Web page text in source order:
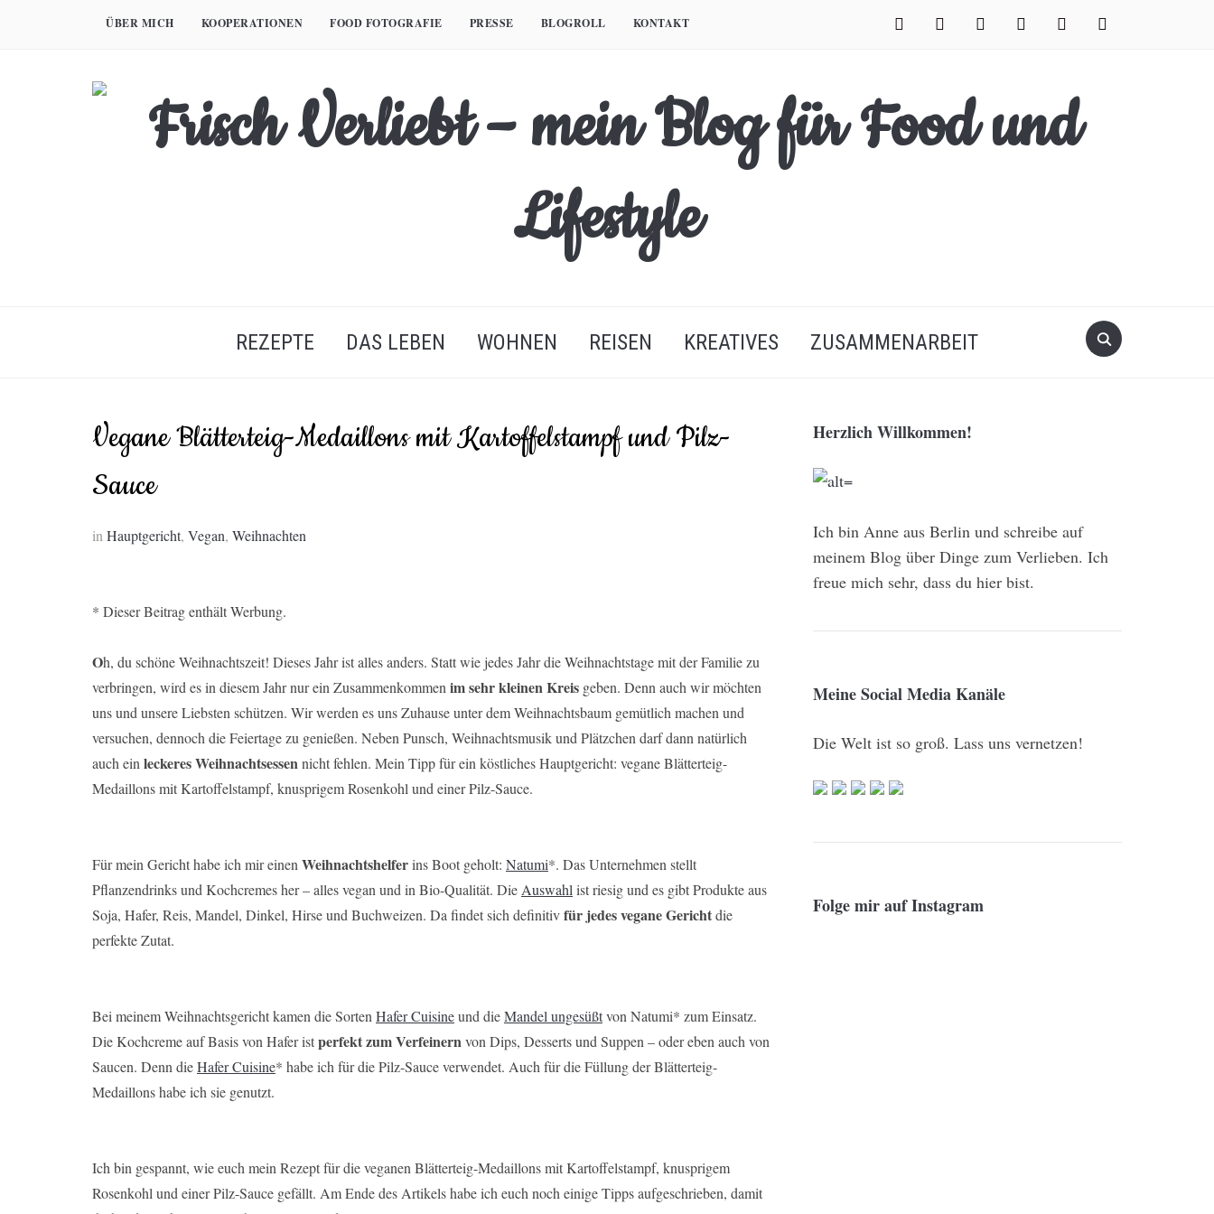
facebook instagram pinterest twitter xing youtube
ÜBER MICH KOOPERATIONEN FOOD FOTOGRAFIE PRESSE BLOGROLL KONTAKT
Search
for:
REZEPTE DAS LEBEN WOHNEN REISEN KREATIVES ZUSAMMENARBEIT
Vegane Blätterteig-Medaillons mit Kartoffelstampf und Pilz-
Sauce
in Hauptgericht, Vegan, Weihnachten
* Dieser Beitrag enthält Werbung.
Oh, du schöne Weihnachtszeit! Dieses Jahr ist alles anders. Statt wie jedes Jahr die Weihnachtstage mit der Familie zu
verbringen, wird es in diesem Jahr nur ein Zusammenkommen im sehr kleinen Kreis geben. Denn auch wir möchten
uns und unsere Liebsten schützen. Wir werden es uns Zuhause unter dem Weihnachtsbaum gemütlich machen und
versuchen, dennoch die Feiertage zu genießen. Neben Punsch, Weihnachtsmusik und Plätzchen darf dann natürlich
auch ein leckeres Weihnachtsessennicht fehlen. Mein Tipp für ein köstliches Hauptgericht: vegane Blätterteig-
Medaillons mit Kartoffelstampf, knusprigem Rosenkohl und einer Pilz-Sauce.
Für mein Gericht habe ich mir einen Weihnachtshelferins Boot geholt: Natumi*. Das Unternehmen stellt
Pflanzendrinks und Kochcremes her – alles vegan und in Bio-Qualität. Die Auswahl ist riesig und es gibt Produkte aus
Soja, Hafer, Reis, Mandel, Dinkel, Hirse und Buchweizen. Da findet sich definitivfür jedes vegane Gerichtdie
perfekte Zutat.
Bei meinem Weihnachtsgericht kamen die Sorten Hafer Cuisineund dieMandel ungesüßtvon Natumi* zum Einsatz.
Die Kochcreme auf Basis von Hafer istperfekt zum Verfeinernvon Dips, Desserts und Suppen – oder eben auch von
Saucen. Denn dieHafer Cuisine* habe ich für die Pilz-Sauce verwendet. Auch für die Füllung der Blätterteig-
Medaillons habe ich sie genutzt.
Ich bin gespannt, wie euch mein Rezept für die veganen Blätterteig-Medaillons mit Kartoffelstampf, knusprigem
Rosenkohl und einer Pilz-Sauce gefällt. Am Ende des Artikels habe ich euch noch einige Tipps aufgeschrieben, damit
Herzlich Willkommen!
Ich bin Anne aus Berlin und schreibe auf
meinem Blog über Dinge zum Verlieben. Ich
freue mich sehr, dass du hier bist.
Meine Social Media Kanäle
Die Welt ist so groß. Lass uns vernetzen!
Folge mir auf Instagram